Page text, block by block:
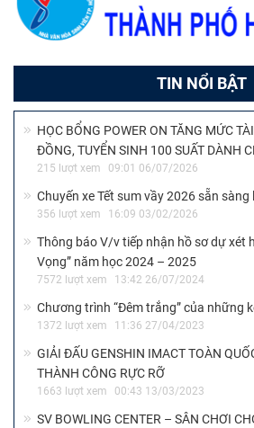
TIN NỔI BẬT
HỌC BỔNG POWER ON TĂNG MỨC
ĐỒNG, TUYỂN SINH 100 SUẤT DÀNH
215 lượt xem 09:01 06/07/2026
Chuyến xe Tết sum vầy 2026 sẵn sàng
356 lượt xem 16:09 03/02/2026
Thông báo V/v tiếp nhận hồ sơ dự xét
Vọng” năm học 2024 – 2025
7572 lượt xem 13:42 26/07/2024
Chương trình “Đêm trắng” của những
1372 lượt xem 11:36 27/04/2023
GIẢI ĐẤU GENSHIN IMACT TOÀN
THÀNH CÔNG RỰC RỠ
1663 lượt xem 00:43 13/03/2023
SV BOWLING CENTER – SÂN CHƠI